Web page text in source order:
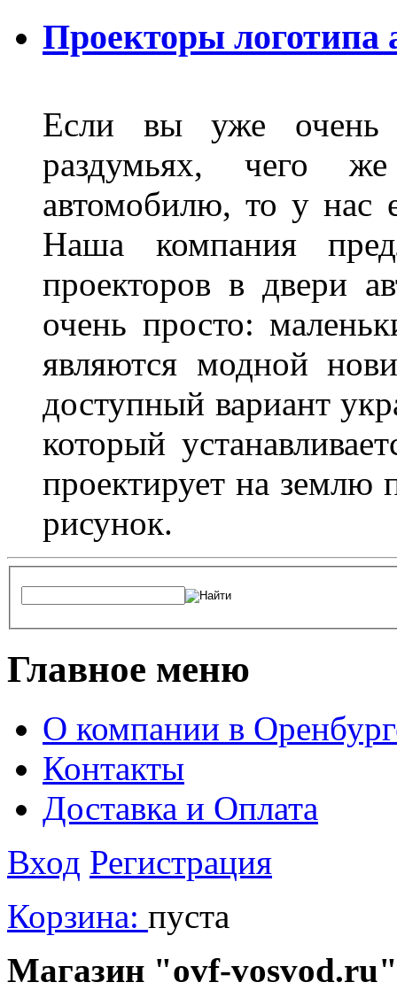
Проекторы логотипа
Если вы уже очень
раздумьях, чего
автомобилю, то у нас
Наша компания
проекторов в двери
очень просто:
являются модной
доступный вариант
который
проектирует на землю
рисунок.
Главное меню
О компании в
Контакты
Доставка и Оплата
Вход Регистрация
Корзина: пуста
Магазин "ovf-vosvod.ru"